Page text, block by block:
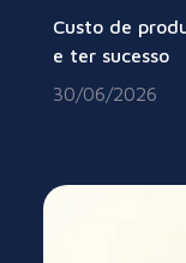
Custo de
e ter sucesso
30/06/2026